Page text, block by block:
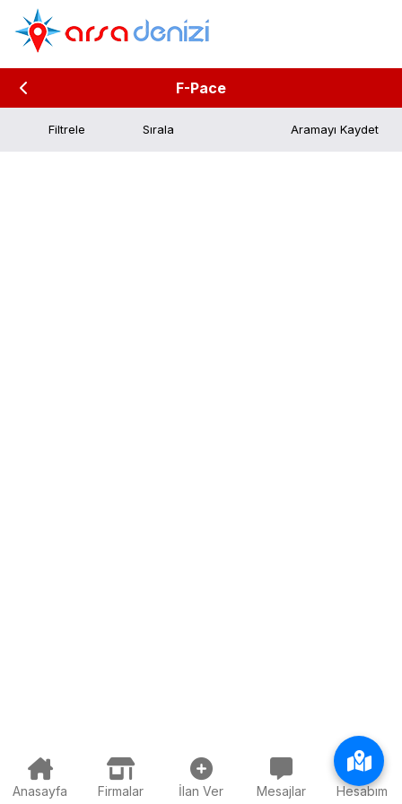
F-Pace
Filtrele Aramayı Kaydet
Anasayfa Firmalar İlan Ver Mesajlar Hesabım